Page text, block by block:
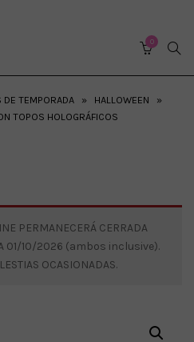
0
DE TEMPORADA » HALLOWEEN
»
TOPOS HOLOGRÁFICOS
PERMANECERÁ CERRADA
01/10/2026 (ambos inclusive).
OCASIONADAS.